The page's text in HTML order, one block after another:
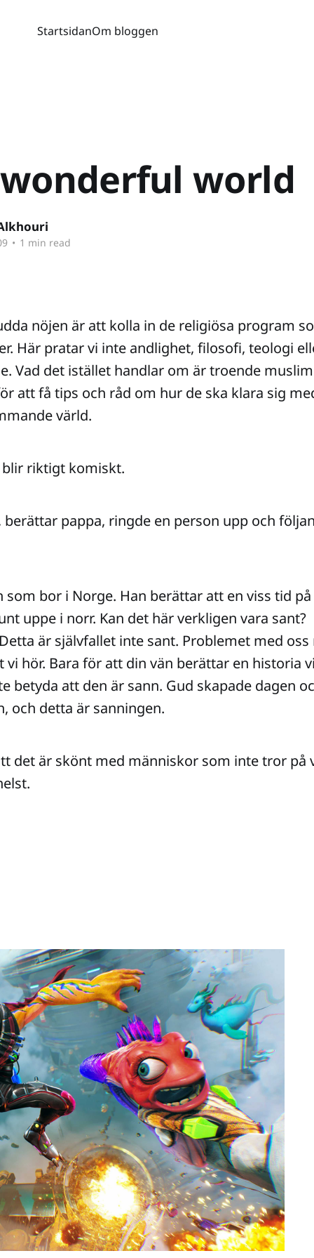
StartsidanOm bloggen
world
• 1 min read
nöjen är att kolla in de religiösa program
Här pratar vi inte andlighet, filosofi, teologi
Vad det istället handlar om är troende
att få tips och råd om hur de ska klara sig
värld.
riktigt komiskt.
berättar pappa, ringde en person upp och
som bor i Norge. Han berättar att en viss tid
uppe i norr. Kan det här verkligen vara sant?
är självfallet inte sant. Problemet med
vi hör. Bara för att din vän berättar en historia
betyda att den är sann. Gud skapade dagen
och detta är sanningen.
det är skönt med människor som inte tror på